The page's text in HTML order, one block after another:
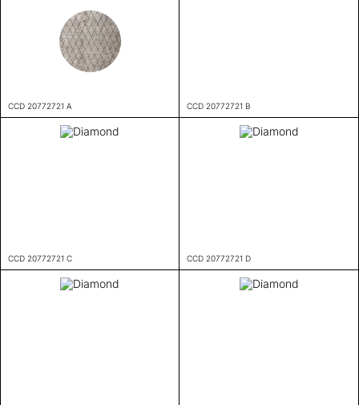
CCD 20772721 A CCD 20772721 B
CCD 20772721 C CCD 20772721 D